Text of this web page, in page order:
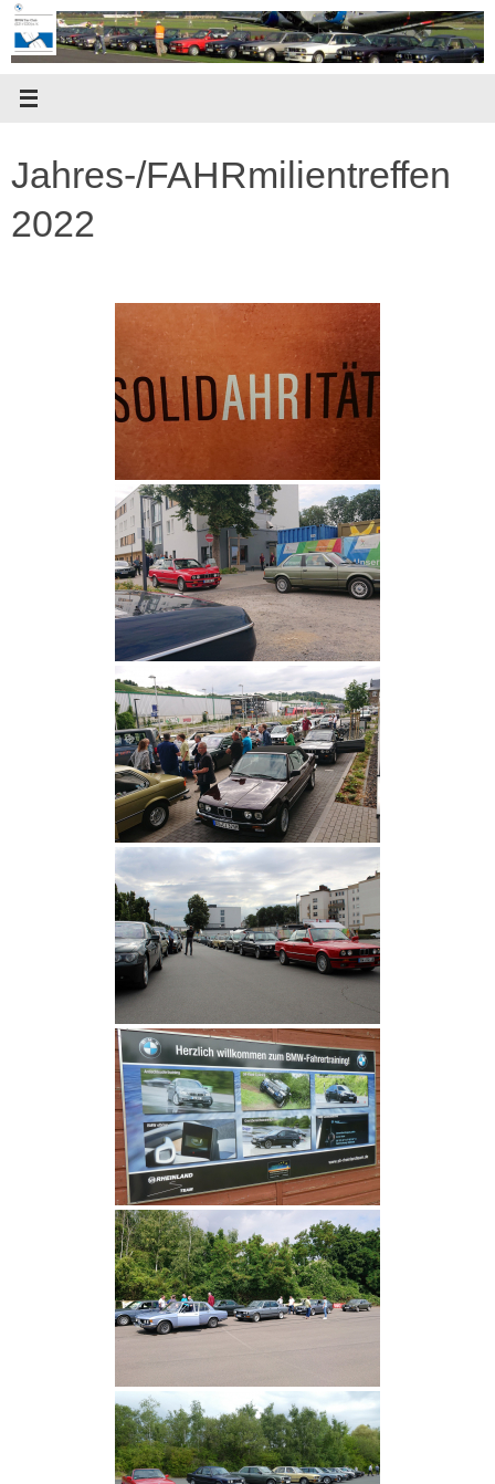
Zum
Inhalt
springen
Jahres-/FAHRmilientreffen
2022